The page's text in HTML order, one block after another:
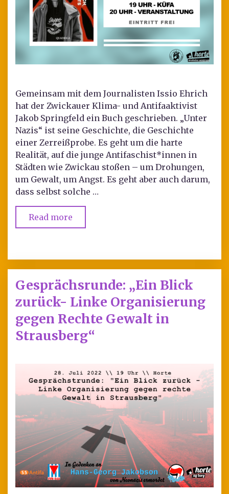
Gemeinsam mit dem Journalisten Issio Ehrich
hat der Zwickauer Klima- und Antifaaktivist
Jakob Springfeld ein Buch geschrieben. „Unter
Nazis“ ist seine Geschichte, die Geschichte
einer Zerreißprobe. Es geht um die harte
Realität, auf die junge Antifaschist*innen in
Städten wie Zwickau stoßen – um Drohungen,
um Gewalt, um Angst. Es geht aber auch darum,
dass selbst solche …
Read more
Gesprächsrunde: „Ein Blick
zurück- Linke Organisierung
gegen Rechte Gewalt in
Strausberg“